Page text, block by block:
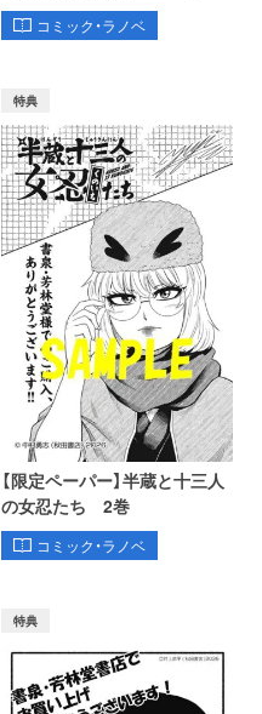
コミック・ラノベ
特典
【限定ペーパー】半蔵と十三人
の女忍たち 2巻
コミック・ラノベ
特典